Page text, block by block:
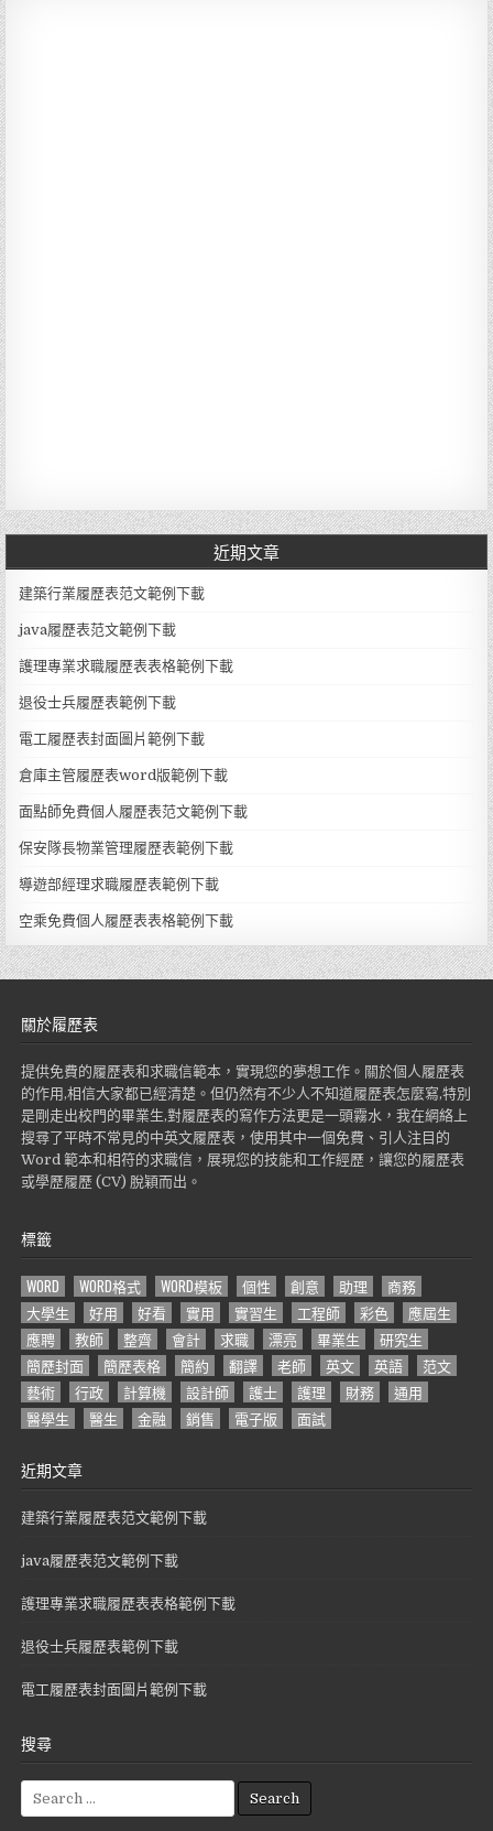
近期文章
建築行業履歷表范文範例下載
java履歷表范文範例下載
護理專業求職履歷表表格範例下載
退役士兵履歷表範例下載
電工履歷表封面圖片範例下載
倉庫主管履歷表word版範例下載
面點師免費個人履歷表范文範例下載
保安隊長物業管理履歷表範例下載
導遊部經理求職履歷表範例下載
空乘免費個人履歷表表格範例下載
關於履歷表
提供免費的履歷表和求職信範本，實現您的夢想工作。關於個人履歷表
的作用,相信大家都已經清楚。但仍然有不少人不知道履歷表怎麼寫,特別
是剛走出校門的畢業生,對履歷表的寫作方法更是一頭霧水，我在網絡上
搜尋了平時不常見的中英文履歷表，使用其中一個免費、引人注目的
Word 範本和相符的求職信，展現您的技能和工作經歷，讓您的履歷表
或學歷履歷 (CV) 脫穎而出。
標籤
WORD WORD格式 WORD模板 個性 創意 助理
商務
大學生
好用 好看 實用 實習生 工程師 彩色
應屆生
應聘
教師 整齊 會計 求職 漂亮 畢業生
研究生
簡歷封面
簡歷表格 簡約 翻譯 老師 英文 英語
范文
藝術
行政 計算機 設計師 護士 護理 財務
通用
醫學生
醫生 金融 銷售 電子版 面試
近期文章
建築行業履歷表范文範例下載
java履歷表范文範例下載
護理專業求職履歷表表格範例下載
退役士兵履歷表範例下載
電工履歷表封面圖片範例下載
搜尋
e